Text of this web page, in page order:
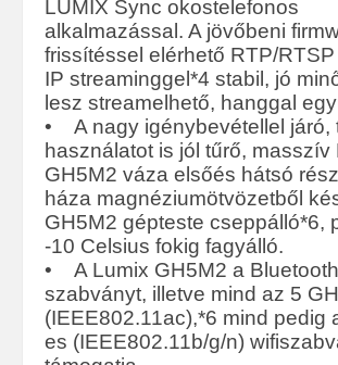
LUMIX Sync okostelefonos
alkalmazással. A jövőbeni
frissítéssel elérhető RTP/
IP streaminggel*4 stabil, jó
lesz streamelhető, hanggal
• A nagy igénybevétellel járó,
használatot is jól tűrő, masszív
GH5M2 váza elsőés hátsó
háza magnéziumötvözetből
GH5M2 gépteste cseppálló*6,
-10 Celsius fokig fagyálló.
• A Lumix GH5M2 a
szabványt, illetve mind az 5
(IEEE802.11ac),*6 mind pedig
es (IEEE802.11b/g/n)